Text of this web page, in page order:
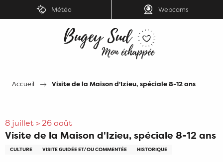
au
Météo Webcams
Accueil Visite de la Maison d'Izieu, spéciale 8-12 ans
8 juillet > 26 août
Visite de la Maison d'Izieu, spéciale 8-12 ans
CULTURE VISITE GUIDÉE ET/OU COMMENTÉE HISTORIQUE